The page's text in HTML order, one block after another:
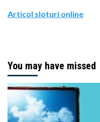
Articol sloturi online
You may have missed